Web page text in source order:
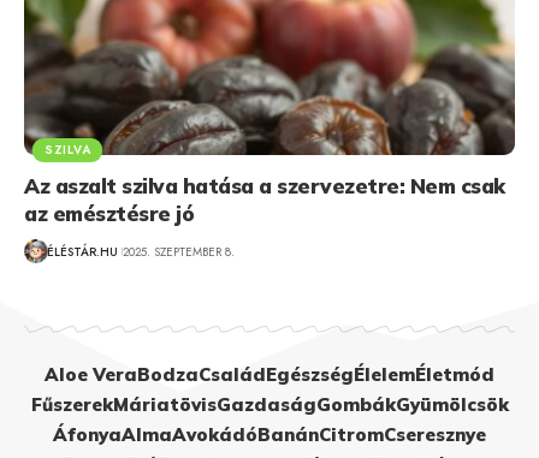
SZILVA
Az aszalt szilva hatása a szervezetre: Nem csak
az emésztésre jó
ÉLÉSTÁR.HU 2025. SZEPTEMBER 8.
Aloe VeraBodzaCsaládEgészségÉlelemÉletmód
FűszerekMáriatövisGazdaságGombákGyümölcsök
ÁfonyaAlmaAvokádóBanánCitromCseresznye